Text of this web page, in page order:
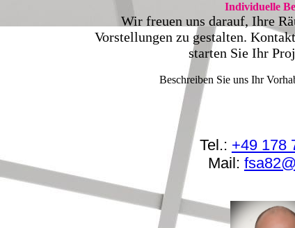
Individuelle
Wir freuen uns darauf, Ihre
Vorstellungen zu gestalten.
starten Sie Ihr
Beschreiben Sie uns Ihr
Tel.: +49 178
Mail: